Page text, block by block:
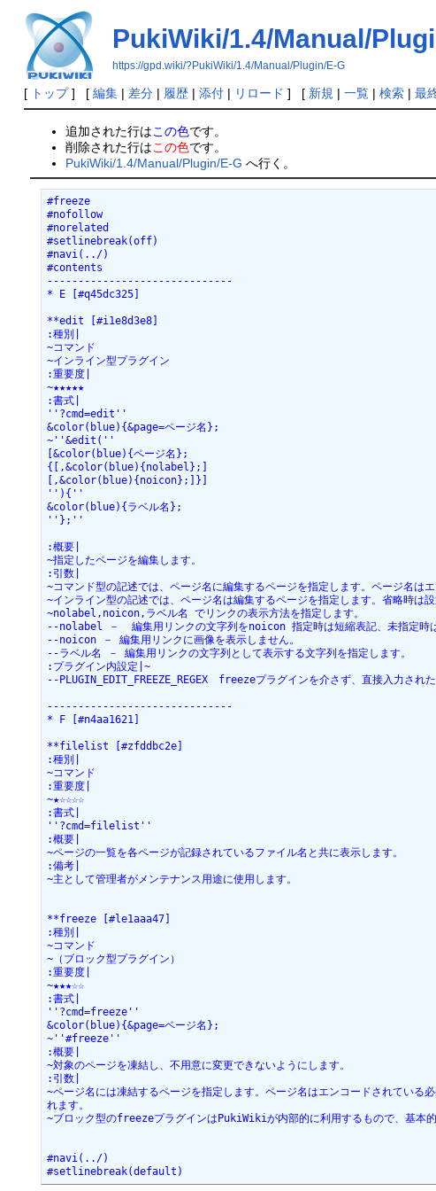
PukiWiki/1.4/Manual/
https://gpd.wiki/?PukiWiki/1.4/Manual/Plugin/E-G
[ トップ] [ 編集| 差分| 履歴| 添付| リロード ] [ 新規 | 一覧| 検索| 最
追加された行はこの色です。
削除された行はこの色です。
PukiWiki/1.4/Manual/Plugin/E-G へ行く。
#freeze
#nofollow
#norelated
#setlinebreak(off)
#navi(../)
#contents
------------------------------
* E [#q45dc325]
**edit [#i1e8d3e8]
:種別|
~コマンド
~インライン型プラグイン
:重要度|
~★★★★★
:書式|
''?cmd=edit''
&color(blue){&page=ページ名};
~''&edit(''
[&color(blue){ページ名};
{[,&color(blue){nolabel};]
[,&color(blue){noicon};]}]
''){''
&color(blue){ラベル名};
''};''
:概要|
~指定したページを編集します。
:引数|
~コマンド型の記述では、ページ名に編集するページを指定します。ページ名は
~インライン型の記述では、ページ名は編集するページを指定します。省略時は設
~nolabel,noicon,ラベル名 でリンクの表示方法を指定します。
--nolabel －  編集用リンクの文字列をnoicon 指定時は短縮表記、未指定時は
--noicon － 編集用リンクに画像を表示しません。
--ラベル名 － 編集用リンクの文字列として表示する文字列を指定します。
:プラグイン内設定|~
--PLUGIN_EDIT_FREEZE_REGEX　freezeプラグインを介さず、直接入力され
------------------------------
* F [#n4aa1621]
**filelist [#zfddbc2e]
:種別|
~コマンド
:重要度|
~★☆☆☆☆
:書式|
''?cmd=filelist''
:概要|
~ページの一覧を各ページが記録されているファイル名と共に表示します。
:備考|
~主として管理者がメンテナンス用途に使用します。
**freeze [#le1aaa47]
:種別|
~コマンド
~（ブロック型プラグイン）
:重要度|
~★★★☆☆
:書式|
''?cmd=freeze''
&color(blue){&page=ページ名};
~''#freeze''
:概要|
~対象のページを凍結し、不用意に変更できないようにします。
:引数|
~ページ名には凍結するページを指定します。ページ名はエンコードされてい
れます。
~ブロック型のfreezeプラグインはPukiWikiが内部的に利用するもので、基本的
#navi(../)
#setlinebreak(default)